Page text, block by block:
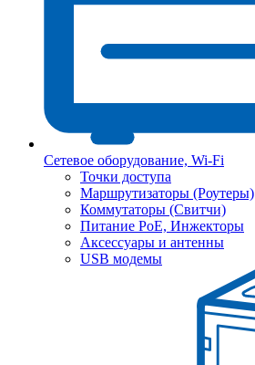
Сетевое оборудование, Wi-Fi
Точки доступа
Маршрутизаторы (Роутеры)
Коммутаторы (Свитчи)
Питание PoE, Инжекторы
Аксессуары и антенны
USB модемы